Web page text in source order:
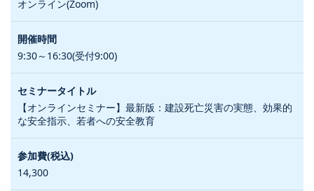
オンライン(Zoom)
9:30～16:30(受付9:00)
【オンラインセミナー】最新版：建設死亡災害の実態、効果的
な安全指示、若者への安全教育
14,300